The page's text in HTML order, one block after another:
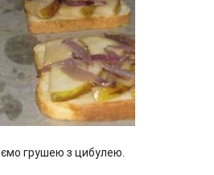
грушею з цибулею.